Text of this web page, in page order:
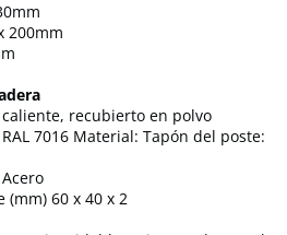
200mm
recubierto en polvo
7016 Material: Tapón del poste:
60 x 40 x 2